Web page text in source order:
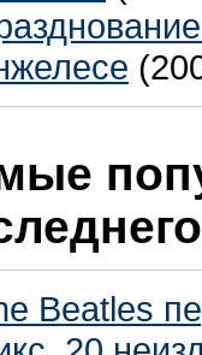
Beatles